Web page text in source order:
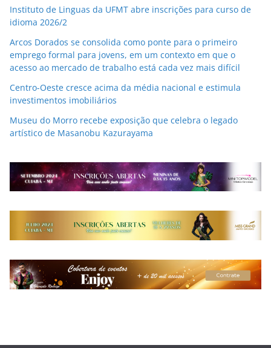
Instituto de Linguas da UFMT abre inscrições para curso de
idioma 2026/2
Arcos Dorados se consolida como ponte para o primeiro
emprego formal para jovens, em um contexto em que o
acesso ao mercado de trabalho está cada vez mais difícil
Centro-Oeste cresce acima da média nacional e estimula
investimentos imobiliários
Museu do Morro recebe exposição que celebra o legado
artístico de Masanobu Kazurayama